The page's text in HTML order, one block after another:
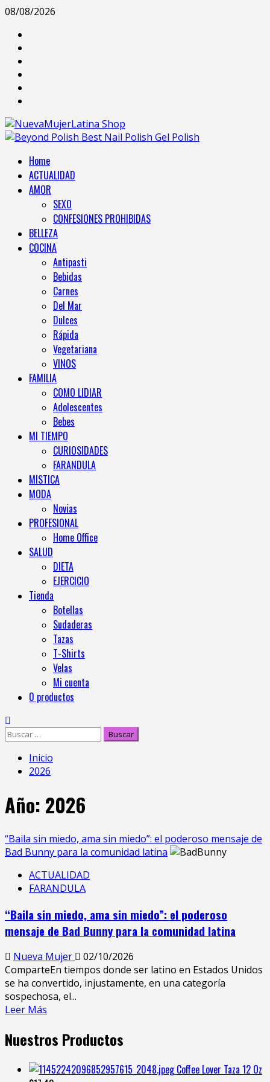
Saltar
contenido
08/08/2026
Menú
principal
Home
ACTUALIDAD
AMOR
SEXO
CONFESIONES PROHIBIDAS
BELLEZA
COCINA
Antipasti
Bebidas
Carnes
Del Mar
Dulces
Rápida
Vegetariana
VINOS
FAMILIA
COMO LIDIAR
Adolescentes
Bebes
MI TIEMPO
CURIOSIDADES
FARANDULA
MISTICA
MODA
Novias
PROFESIONAL
Home Office
SALUD
DIETA
EJERCICIO
Tienda
Botellas
Sudaderas
Tazas
T-Shirts
Velas
Mi cuenta
0 productos
Buscar:
Inicio
2026
Año: 2026
“Baila sin miedo, ama sin miedo”: el poderoso mensaje de
Bad Bunny para la comunidad latina
ACTUALIDAD
FARANDULA
“Baila sin miedo, ama sin miedo”: el poderoso
mensaje de Bad Bunny para la comunidad latina
Nueva Mujer
02/10/2026
ComparteEn tiempos donde ser latino en Estados Unidos
se ha convertido, injustamente, en una categoría
sospechosa, el...
Leer Más
acerca
de
“Baila
sin
Nuestros Productos
Coffee Lover Taza 12 Oz